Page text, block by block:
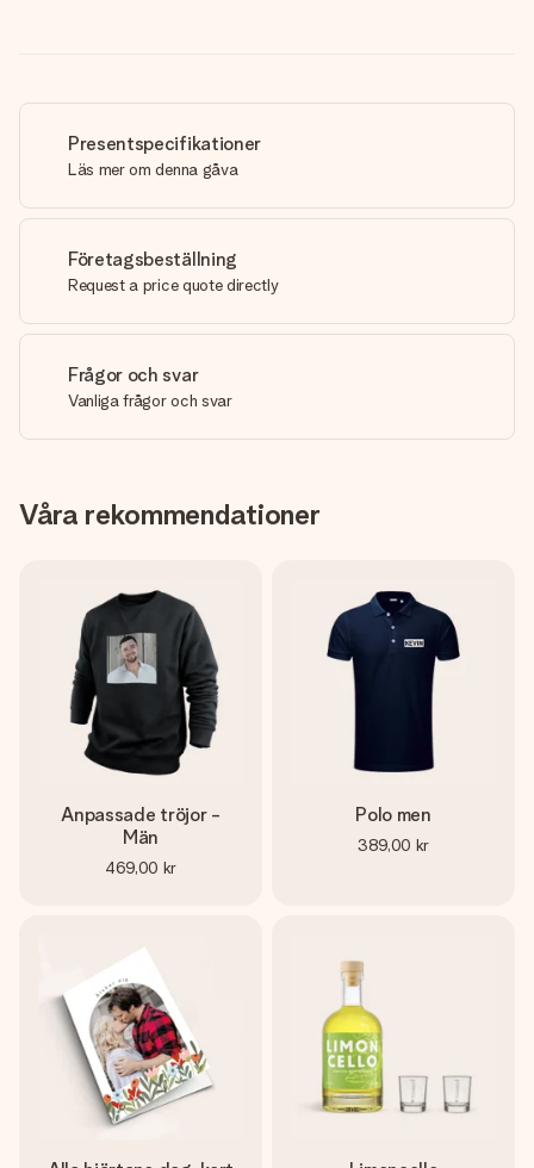
Presentspecifikationer
Läs mer om denna gåva
Företagsbeställning
Request a price quote directly
Frågor och svar
Vanliga frågor och svar
Våra rekommendationer
Anpassade tröjor -
Män
469,00 kr
Polo men
389,00 kr